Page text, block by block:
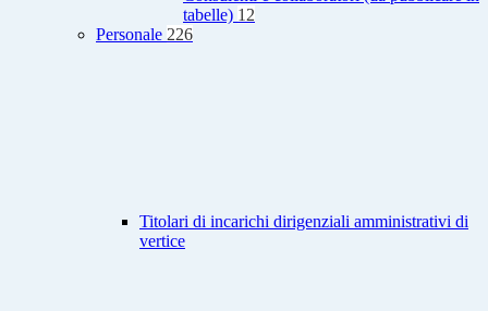
tabelle) 12
Personale 226
Titolari di incarichi dirigenziali amministrativi di
vertice